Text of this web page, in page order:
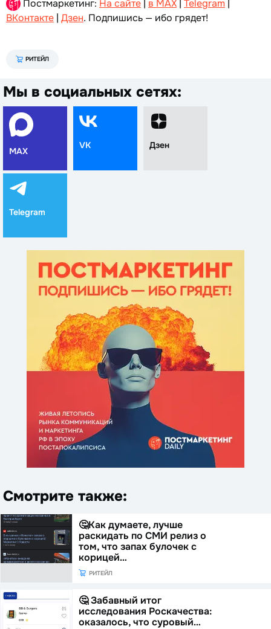
Постмаркетинг: На сайте | в MAX | Telegram |
ВКонтакте | Дзен. Подпишись — ибо грядет!
РИТЕЙЛ
Мы в социальных сетях:
MAX
VK Дзен
Telegram
Смотрите также:
🤔Как думаете, лучше
раскидать по СМИ релиз о
том, что запах булочек с
корицей…
РИТЕЙЛ
🤔 Забавный итог
исследования Роскачества:
оказалось, что суровый…